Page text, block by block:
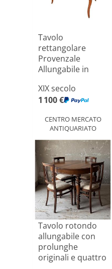
Tavolo
rettangolare
Provenzale
Allungabile in
X[...]
XIX secolo
1 100 €
CENTRO MERCATO
ANTIQUARIATO
Tavolo rotondo
allungabile con
prolunghe
originali e quattro